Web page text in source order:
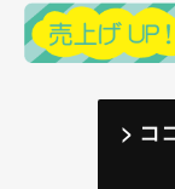
> コ